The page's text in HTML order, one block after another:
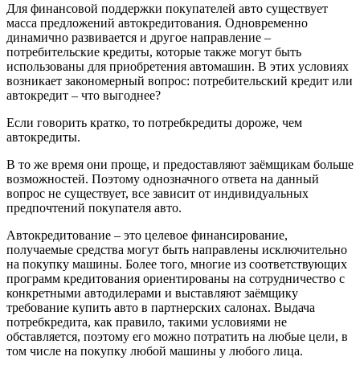
Для финансовой поддержки покупателей авто существует
масса предложений автокредитования. Одновременно
динамично развивается и другое направление –
потребительские кредиты, которые также могут быть
использованы для приобретения автомашин. В этих условиях
возникает закономерный вопрос: потребительский кредит или
автокредит – что выгоднее?
Если говорить кратко, то потребкредиты дороже, чем
автокредиты.
В то же время они проще, и предоставляют заёмщикам больше
возможностей. Поэтому однозначного ответа на данный
вопрос не существует, все зависит от индивидуальных
предпочтений покупателя авто.
Автокредитование – это целевое финансирование,
получаемые средства могут быть направлены исключительно
на покупку машины. Более того, многие из соответствующих
программ кредитования ориентированы на сотрудничество с
конкретными автодилерами и выставляют заёмщику
требование купить авто в партнерских салонах. Выдача
потребкредита, как правило, такими условиями не
обставляется, поэтому его можно потратить на любые цели, в
том числе на покупку любой машины у любого лица.